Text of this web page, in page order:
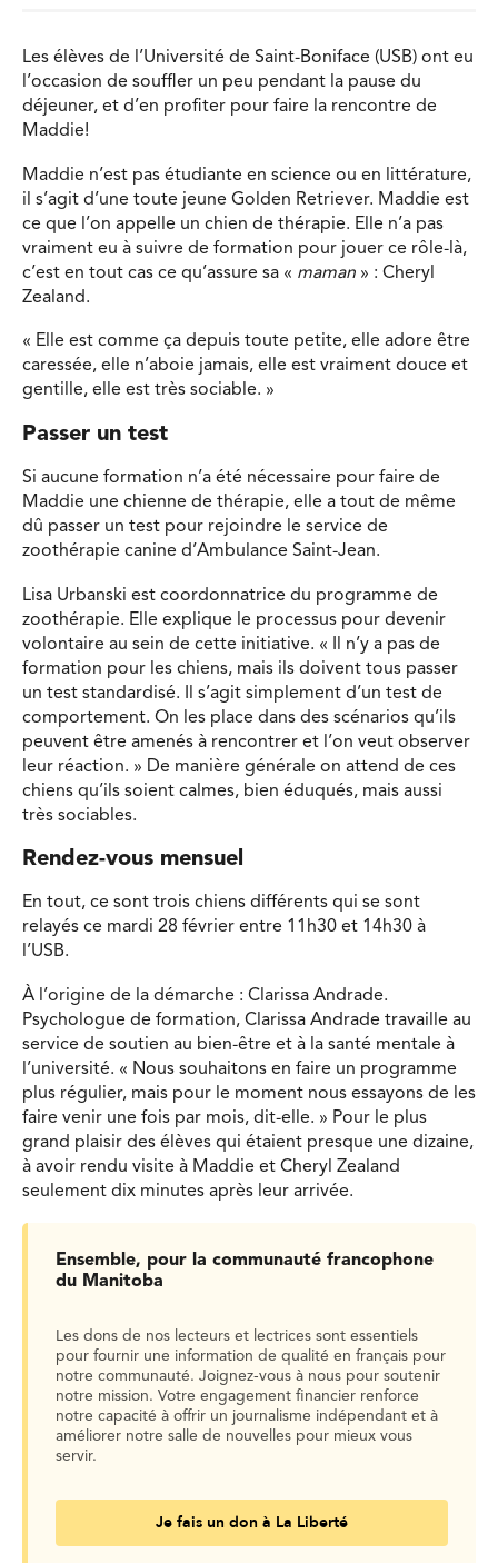
Les élèves de l’Université de Saint-Boniface (USB) ont eu
l’occasion de souffler un peu pendant la pause du
déjeuner, et d’en profiter pour faire la rencontre de
Maddie!
Maddie n’est pas étudiante en science ou en littérature,
il s’agit d’une toute jeune Golden Retriever. Maddie est
ce que l’on appelle un chien de thérapie. Elle n’a pas
vraiment eu à suivre de formation pour jouer ce rôle-là,
c’est en tout cas ce qu’assure sa « maman » : Cheryl
Zealand.
« Elle est comme ça depuis toute petite, elle adore être
caressée, elle n’aboie jamais, elle est vraiment douce et
gentille, elle est très sociable. »
Passer un test
Si aucune formation n’a été nécessaire pour faire de
Maddie une chienne de thérapie, elle a tout de même
dû passer un test pour rejoindre le service de
zoothérapie canine d’Ambulance Saint-Jean.
Lisa Urbanski est coordonnatrice du programme de
zoothérapie. Elle explique le processus pour devenir
volontaire au sein de cette initiative. « Il n’y a pas de
formation pour les chiens, mais ils doivent tous passer
un test standardisé. Il s’agit simplement d’un test de
comportement. On les place dans des scénarios qu’ils
peuvent être amenés à rencontrer et l’on veut observer
leur réaction. » De manière générale on attend de ces
chiens qu’ils soient calmes, bien éduqués, mais aussi
très sociables.
Rendez-vous mensuel
En tout, ce sont trois chiens différents qui se sont
relayés ce mardi 28 février entre 11h30 et 14h30 à
l’USB.
À l’origine de la démarche : Clarissa Andrade.
Psychologue de formation, Clarissa Andrade travaille au
service de soutien au bien-être et à la santé mentale à
l’université. « Nous souhaitons en faire un programme
plus régulier, mais pour le moment nous essayons de les
faire venir une fois par mois, dit-elle. » Pour le plus
grand plaisir des élèves qui étaient presque une dizaine,
à avoir rendu visite à Maddie et Cheryl Zealand
seulement dix minutes après leur arrivée.
Ensemble, pour la communauté francophone
du Manitoba
Les dons de nos lecteurs et lectrices sont essentiels
pour fournir une information de qualité en français pour
notre communauté. Joignez-vous à nous pour soutenir
notre mission. Votre engagement financier renforce
notre capacité à offrir un journalisme indépendant et à
améliorer notre salle de nouvelles pour mieux vous
servir.
Je fais un don à La Liberté